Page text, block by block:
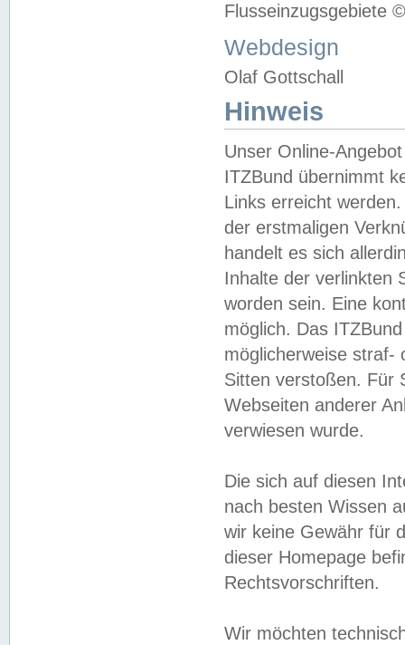
Flusseinzugsgebiete
Webdesign
Olaf Gottschall
Hinweis
Unser Online-
ITZBund übernimmt
Links erreicht
der erstmaligen
handelt es sich
Inhalte der verlinkten
worden sein. Eine
möglich. Das
möglicherweise straf-
Sitten verstoßen. Für
Webseiten anderer
verwiesen wurde.
Die sich auf diesen
nach besten Wissen
wir keine Gewähr für
dieser Homepage
Rechtsvorschriften.
Wir möchten